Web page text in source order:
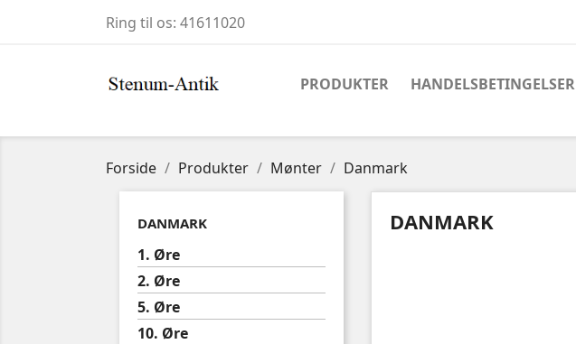
Ring til os: 41611020
PRODUKTER HANDELSBETINGELSER
Forside Produkter Mønter Danmark
DANMARK
1. Øre
2. Øre
5. Øre
10. Øre
DANMARK